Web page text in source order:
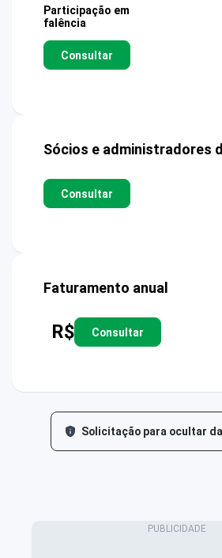
Participação em
falência
Consultar
Sócios e administradores
Consultar
Faturamento anual
R$ Consultar
Solicitação para ocultar